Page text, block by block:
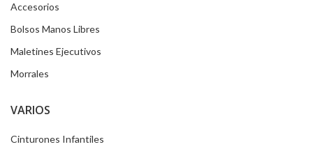
Accesorios
Bolsos Manos Libres
Maletines Ejecutivos
Morrales
VARIOS
Cinturones Infantiles